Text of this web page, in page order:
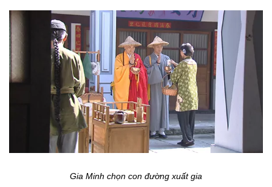
Gia Minh chọn con đường xuất gia